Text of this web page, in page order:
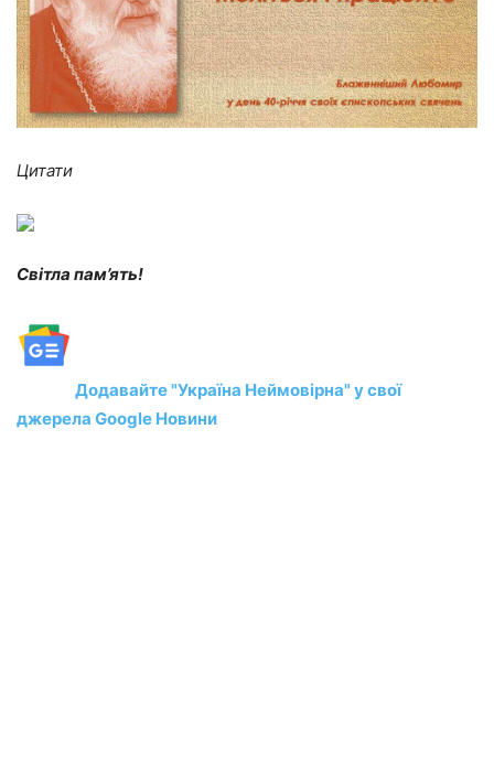
Цитати
Світла пам’ять!
Додавайте "Україна Неймовірна" у свої
джерела Google Новини